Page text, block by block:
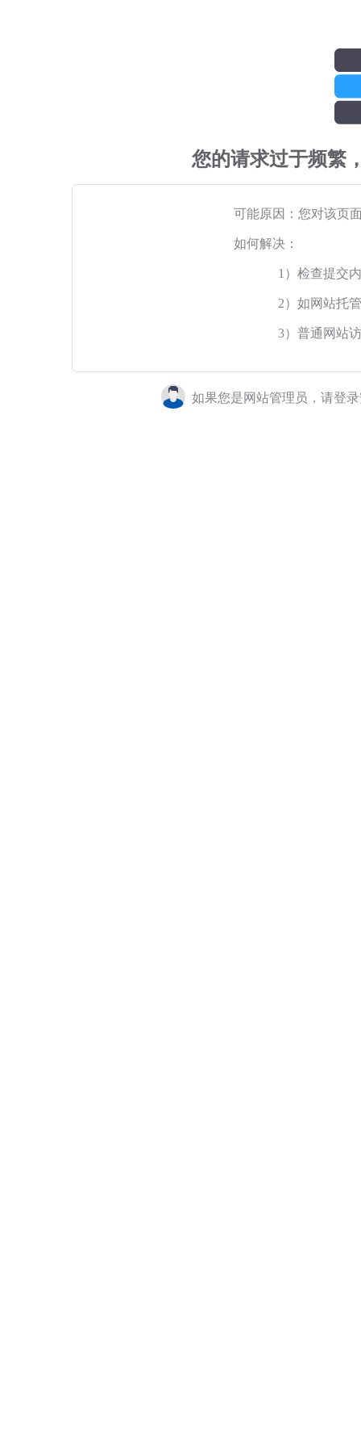
您的请求过于频繁
可能原因：您对该页
如何解决：
1）检查提交
2）如网站托
3）普通网站
如果您是网站管理员，请登